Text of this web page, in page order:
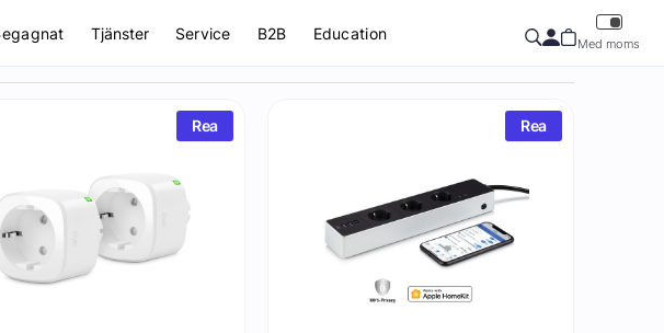
Tjänster Service B2B Education
Med moms
Rea Rea